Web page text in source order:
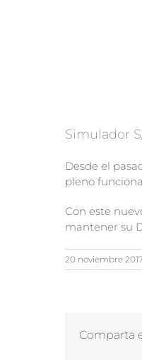
Simulador
Desde el
pleno
Con este
mantener su
20 noviembre
Comparta